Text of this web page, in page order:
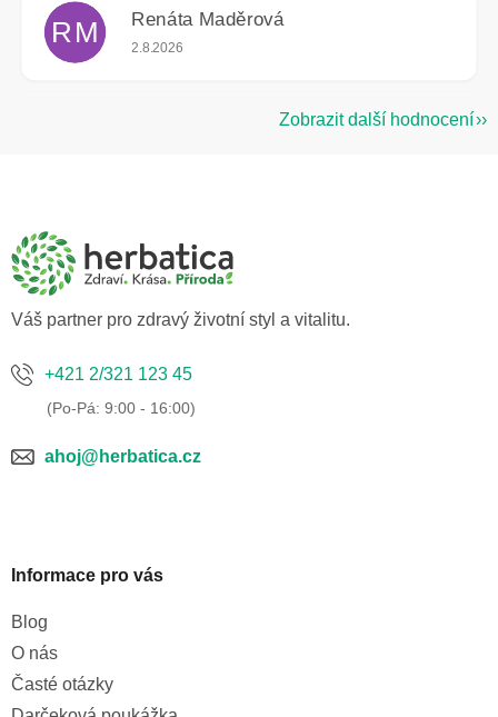
RM Renáta Maděrová
Hodnocení obchodu je 5 z 5 hvězdiček.
2.8.2026
Zobrazit další hodnocení
a
Váš partner pro zdravý životní styl a vitalitu.
+421 2/321 123 45
ahoj@herbatica.cz
Informace pro vás
Blog
O nás
Časté otázky